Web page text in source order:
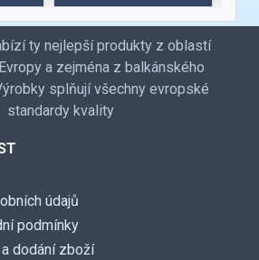
ty nejlepší produkty z oblastí
a zejména z balkánského
splňují všechny evropské
standardy kvality
údajů
podmínky
dodání zboží